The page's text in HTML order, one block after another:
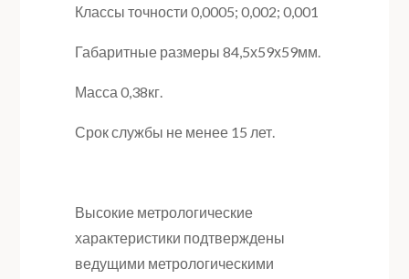
Классы точности 0,0005; 0,002; 0,001
Габаритные размеры 84,5х59х59мм.
Масса 0,38кг.
Срок службы не менее 15 лет.
Высокие метрологические
характеристики подтверждены
ведущими метрологическими